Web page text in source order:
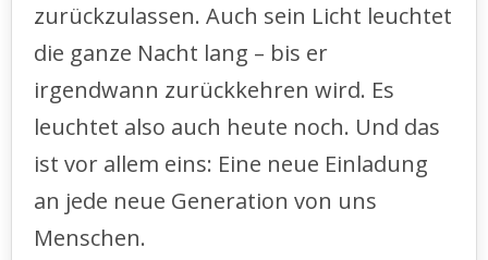
zurückzulassen. Auch sein Licht leuchtet
die ganze Nacht lang – bis er
irgendwann zurückkehren wird. Es
leuchtet also auch heute noch. Und das
ist vor allem eins: Eine neue Einladung
an jede neue Generation von uns
Menschen.